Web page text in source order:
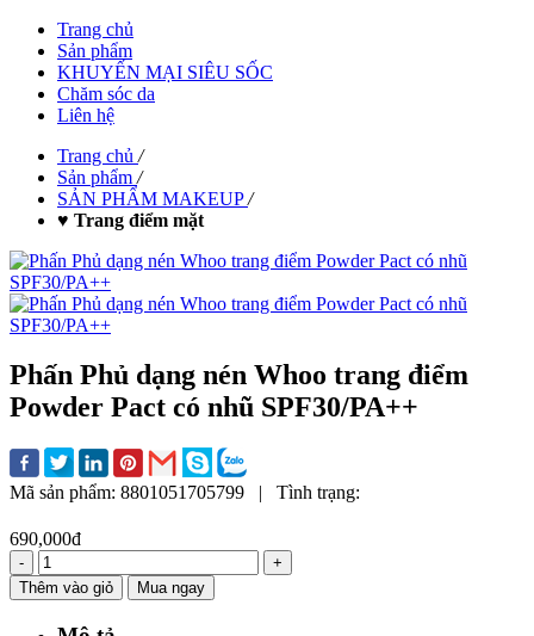
Trang chủ
Sản phẩm
KHUYẾN MẠI SIÊU SỐC
Chăm sóc da
Liên hệ
Trang chủ /
Sản phẩm /
SẢN PHẨM MAKEUP /
♥ Trang điểm mặt
Phấn Phủ dạng nén Whoo trang điểm
Powder Pact có nhũ SPF30/PA++
Mã sản phẩm: 8801051705799 | Tình trạng:
690,000đ
-
+
Thêm vào giỏ
Mua ngay